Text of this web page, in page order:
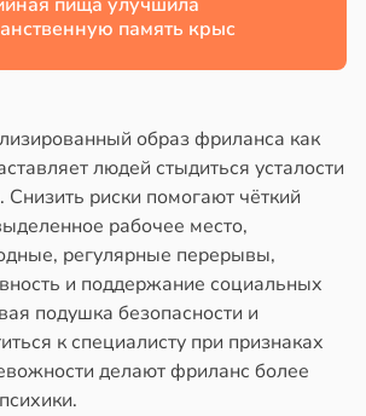
память крыс
образ фриланса как
людей стыдиться усталости
Снизить риски помогают чёткий
рабочее место,
регулярные перерывы,
и поддержание социальных
подушка безопасности и
к специалисту при признаках
делают фриланс более